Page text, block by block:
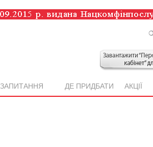
ЗАПИТАННЯ ДЕ ПРИДБАТИ АКЦІЇ